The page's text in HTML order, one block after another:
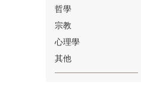
哲學
宗教
心理學
其他